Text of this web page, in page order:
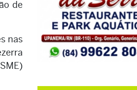
de
nas